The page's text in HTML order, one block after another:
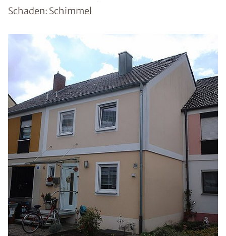
Schaden: Schimmel